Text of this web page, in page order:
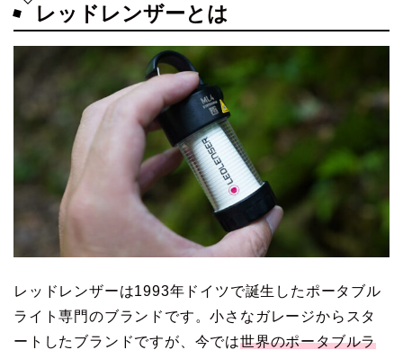
レッドレンザーとは
レッドレンザーは1993年ドイツで誕生したポータブル
ライト専門のブランドです。小さなガレージからスタ
ートしたブランドですが、今では世界のポータブルラ